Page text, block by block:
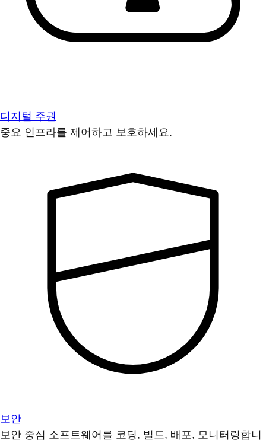
디지털 주권
중요 인프라를 제어하고 보호하세요.
보안
보안 중심 소프트웨어를 코딩, 빌드, 배포, 모니터링합니